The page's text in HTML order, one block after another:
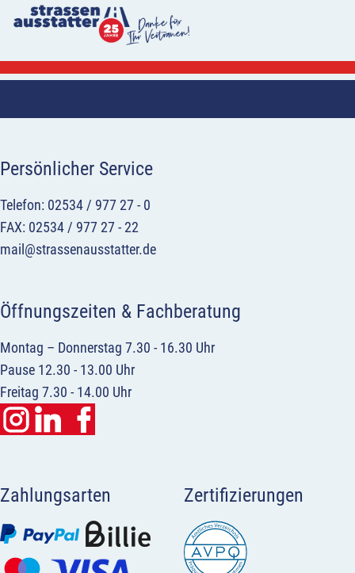
Persönlicher Service
Telefon: 02534 / 977 27 - 0
FAX: 02534 / 977 27 - 22
mail@strassenausstatter.de
Öffnungszeiten & Fachberatung
Montag – Donnerstag 7.30 - 16.30 Uhr
Pause 12.30 - 13.00 Uhr
Freitag 7.30 - 14.00 Uhr
Zahlungsarten Zertifizierungen